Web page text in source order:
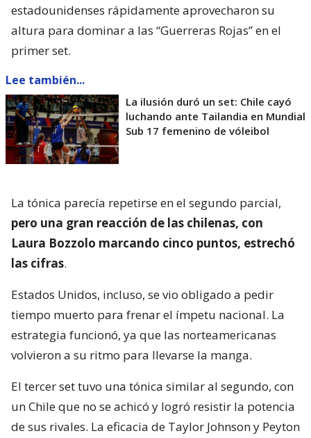
estadounidenses rápidamente aprovecharon su
altura para dominar a las “Guerreras Rojas” en el
primer set.
Lee también...
La ilusión duró un set: Chile cayó
luchando ante Tailandia en Mundial
Sub 17 femenino de vóleibol
La tónica parecía repetirse en el segundo parcial,
pero una gran reacción de las chilenas, con
Laura Bozzolo marcando cinco puntos, estrechó
las cifras.
Estados Unidos, incluso, se vio obligado a pedir
tiempo muerto para frenar el ímpetu nacional. La
estrategia funcionó, ya que las norteamericanas
volvieron a su ritmo para llevarse la manga.
El tercer set tuvo una tónica similar al segundo, con
un Chile que no se achicó y logró resistir la potencia
de sus rivales. La eficacia de Taylor Johnson y Peyton